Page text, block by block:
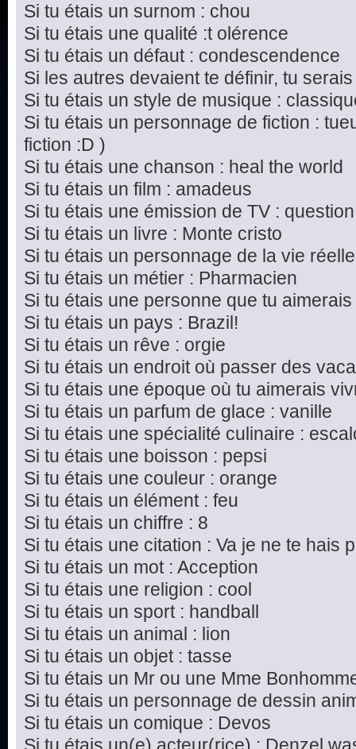
Si tu étais un surnom : chou
Si tu étais une qualité :t olérence
Si tu étais un défaut : condescendence
Si les autres devaient te définir, tu
Si tu étais un style de musique :
Si tu étais un personnage de fiction :
fiction :D )
Si tu étais une chanson : heal the world
Si tu étais un film : amadeus
Si tu étais une émission de TV :
Si tu étais un livre : Monte cristo
Si tu étais un personnage de la vie
Si tu étais un métier : Pharmacien
Si tu étais une personne que tu
Si tu étais un pays : Brazil!
Si tu étais un rêve : orgie
Si tu étais un endroit où passer des
Si tu étais une époque où tu aimerais
Si tu étais un parfum de glace : vanille
Si tu étais une spécialité culinaire :
Si tu étais une boisson : pepsi
Si tu étais une couleur : orange
Si tu étais un élément : feu
Si tu étais un chiffre : 8
Si tu étais une citation : Va je ne te hais
Si tu étais un mot : Acception
Si tu étais une religion : cool
Si tu étais un sport : handball
Si tu étais un animal : lion
Si tu étais un objet : tasse
Si tu étais un Mr ou une Mme
Si tu étais un personnage de dessin
Si tu étais un comique : Devos